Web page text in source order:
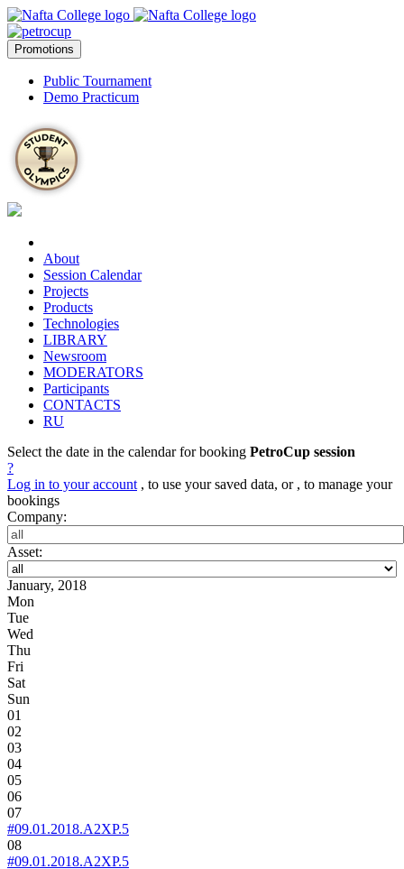
Promotions
Public Tournament
Demo Practicum
About
Session Calendar
Projects
Products
Technologies
LIBRARY
Newsroom
MODERATORS
Participants
CONTACTS
RU
Select the date in the calendar for booking PetroCup session
?
Log in to your account , to use your saved data, or , to manage your
bookings
Company:
Asset:
January, 2018
Mon
Tue
Wed
Thu
Fri
Sat
Sun
01
02
03
04
05
06
07
#09.01.2018.A2XP.5
08
#09.01.2018.A2XP.5